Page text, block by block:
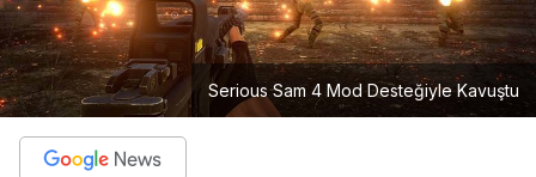
Serious Sam 4 Mod Desteğiyle Kavuştu